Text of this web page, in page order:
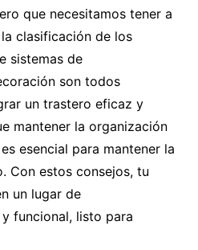
que necesitamos tener a
clasificación de los
sistemas de
son todos
un trastero eficaz y
mantener la organización
esencial para mantener la
Con estos consejos, tu
un lugar de
funcional, listo para